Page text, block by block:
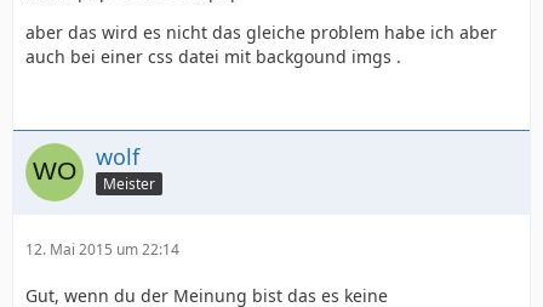
aber das wird es nicht das gleiche problem habe ich aber
auch bei einer css datei mit backgound imgs .
wolf
Meister
12. Mai 2015 um 22:14
Gut, wenn du der Meinung bist das es keine